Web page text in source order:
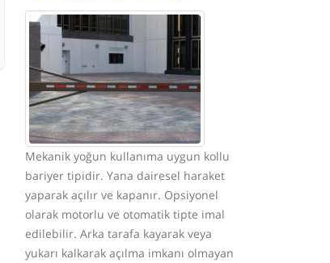
Mekanik yoğun kullanıma uygun kollu
bariyer tipidir. Yana dairesel haraket
yaparak açılır ve kapanır. Opsiyonel
olarak motorlu ve otomatik tipte imal
edilebilir. Arka tarafa kayarak veya
yukarı kalkarak açılma imkanı olmayan